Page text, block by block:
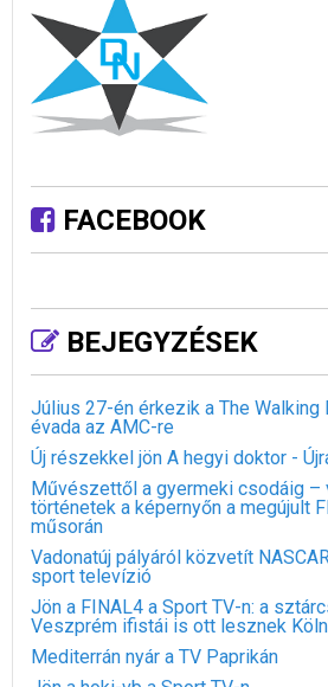
FACEBOOK
BEJEGYZÉSEK
Július 27-én érkezik a The Walking
évada az AMC-re
Új részekkel jön A hegyi doktor -
Művészettől a gyermeki csodáig –
történetek a képernyőn a megújult
műsorán
Vadonatúj pályáról közvetít
sport televízió
Jön a FINAL4 a Sport TV-n: a
Veszprém ifistái is ott lesznek
Mediterrán nyár a TV Paprikán